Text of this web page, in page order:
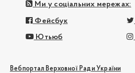
Ми у соціальних мережах:
Фейсбук
Ютьюб
Вебпортал Верховної Ради України